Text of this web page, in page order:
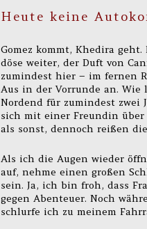
Heute keine
Gomez kommt, Khedira
döse weiter, der Duft von
zumindest hier – im fernen
Aus in der Vorrunde an.
Nordend für zumindest zwei
sich mit einer Freundin
als sonst, dennoch reißen
Als ich die Augen wieder
auf, nehme einen großen
sein. Ja, ich bin froh, dass
gegen Abenteuer. Noch
schlurfe ich zu meinem